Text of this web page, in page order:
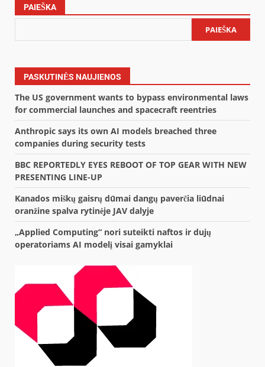
PAIEŠKA
PAIEŠKA
PASKUTINĖS NAUJIENOS
The US government wants to bypass environmental laws
for commercial launches and spacecraft reentries
Anthropic says its own AI models breached three
companies during security tests
BBC REPORTEDLY EYES REBOOT OF TOP GEAR WITH NEW
PRESENTING LINE-UP
Kanados miškų gaisrų dūmai dangų paverčia liūdnai
oranžine spalva rytinėje JAV dalyje
„Applied Computing“ nori suteikti naftos ir dujų
operatoriams AI modelį visai gamyklai